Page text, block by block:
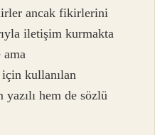
ancak fikirlerini
iletişim kurmakta
kullanılan
hem de sözlü